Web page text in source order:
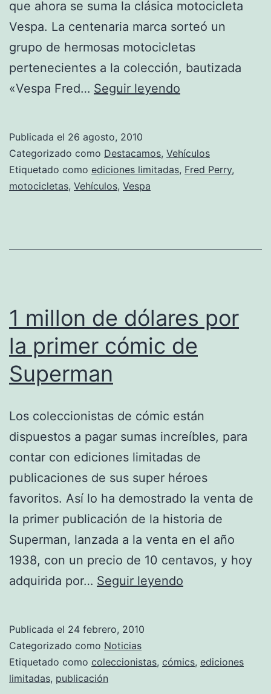
que ahora se suma la clásica motocicleta
Vespa. La centenaria marca sorteó un
grupo de hermosas motocicletas
pertenecientes a la colección, bautizada
«Vespa Fred… Seguir leyendo
lujo
fueron
Perry
Publicada el 26 agosto, 2010
Categorizado como Destacamos, Vehículos
Etiquetado como ediciones limitadas, Fred Perry,
motocicletas, Vehículos, Vespa
1 millon de dólares por
la primer cómic de
Superman
Los coleccionistas de cómic están
dispuestos a pagar sumas increíbles, para
contar con ediciones limitadas de
publicaciones de sus super héroes
favoritos. Así lo ha demostrado la venta de
la primer publicación de la historia de
Superman, lanzada a la venta en el año
1938, con un precio de 10 centavos, y hoy
adquirida por… Seguir leyendo
por
Publicada el 24 febrero, 2010
Categorizado como Noticias
Etiquetado como coleccionistas, cómics, ediciones
limitadas, publicación